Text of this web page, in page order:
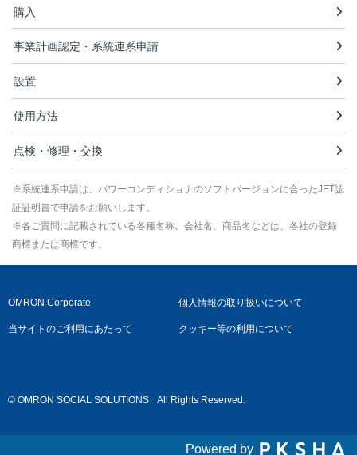
購入
事業計画認定・系統連系申請
設置
使用方法
点検・修理・交換
※系統連系申請は、パワーコンディショナのソフトバージョンに合ったJET認
証証明書で申請をお願いします。
※各ご質問に記載されている各種名称、会社名、商品名などは、各社の登録
商標または商標です。
OMRON Corporate 個人情報の取り扱いについて
当サイトのご利用にあたって クッキー等の利用について
© OMRON SOCIAL SOLUTIONS All Rights Reserved.
Powered by